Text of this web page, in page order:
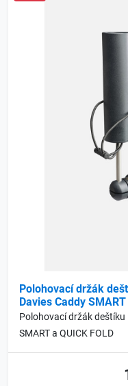
Polohovací držák
Davies Caddy SMART
Polohovací držák
SMART a QUICK FOLD